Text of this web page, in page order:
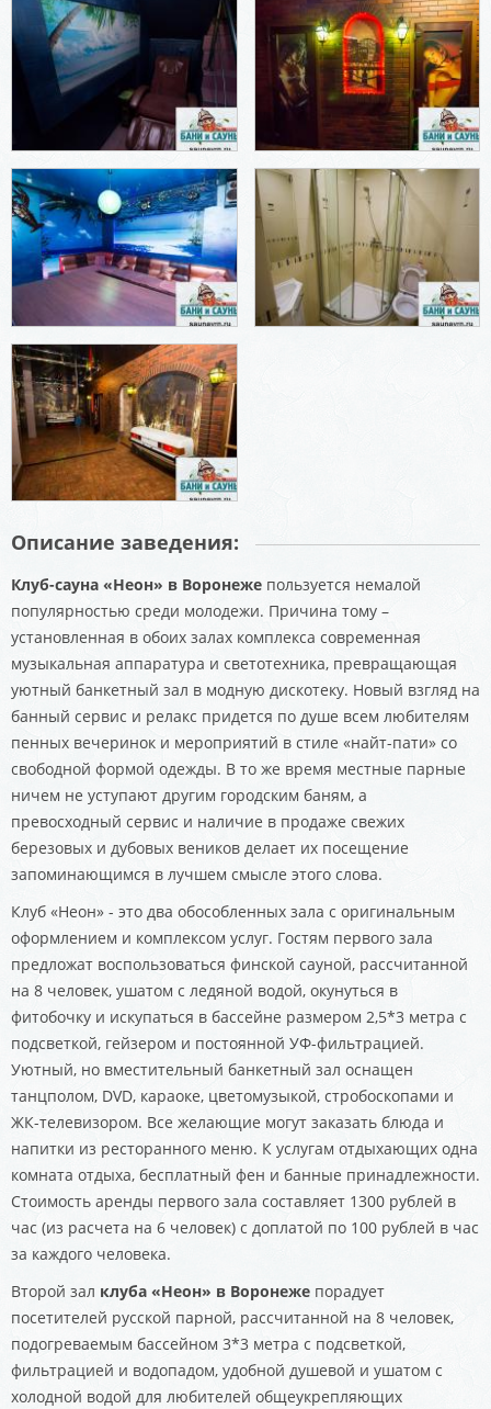
Описание заведения:
Клуб-сауна «Неон» в Воронеже пользуется немалой
популярностью среди молодежи. Причина тому –
установленная в обоих залах комплекса современная
музыкальная аппаратура и светотехника, превращающая
уютный банкетный зал в модную дискотеку. Новый взгляд на
банный сервис и релакс придется по душе всем любителям
пенных вечеринок и мероприятий в стиле «найт-пати» со
свободной формой одежды. В то же время местные парные
ничем не уступают другим городским баням, а
превосходный сервис и наличие в продаже свежих
березовых и дубовых веников делает их посещение
запоминающимся в лучшем смысле этого слова.
Клуб «Неон» - это два обособленных зала с оригинальным
оформлением и комплексом услуг. Гостям первого зала
предложат воспользоваться финской сауной, рассчитанной
на 8 человек, ушатом с ледяной водой, окунуться в
фитобочку и искупаться в бассейне размером 2,5*3 метра с
подсветкой, гейзером и постоянной УФ-фильтрацией.
Уютный, но вместительный банкетный зал оснащен
танцполом, DVD, караоке, цветомузыкой, стробоскопами и
ЖК-телевизором. Все желающие могут заказать блюда и
напитки из ресторанного меню. К услугам отдыхающих одна
комната отдыха, бесплатный фен и банные принадлежности.
Стоимость аренды первого зала составляет 1300 рублей в
час (из расчета на 6 человек) с доплатой по 100 рублей в час
за каждого человека.
Второй зал клуба «Неон» в Воронеже порадует
посетителей русской парной, рассчитанной на 8 человек,
подогреваемым бассейном 3*3 метра с подсветкой,
фильтрацией и водопадом, удобной душевой и ушатом с
холодной водой для любителей общеукрепляющих